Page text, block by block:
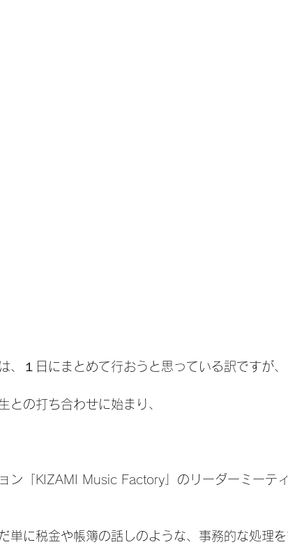
、１日にまとめて行おうと思っている訳ですが、
との打ち合わせに始まり、
ン「 KIZAMI Music Factory 」のリーダーミーテ
単に税金や帳簿の話しのような、事務的な処理